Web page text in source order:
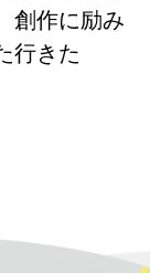
創作に励み
行きた